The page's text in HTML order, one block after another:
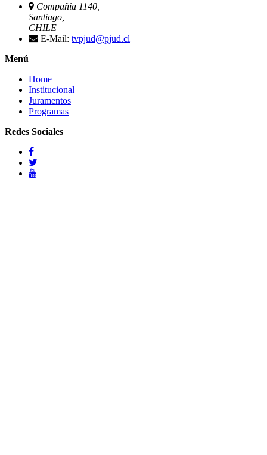
Compañia 1140,
Santiago,
CHILE
E-Mail: tvpjud@pjud.cl
Menú
Home
Institucional
Juramentos
Programas
Redes Sociales